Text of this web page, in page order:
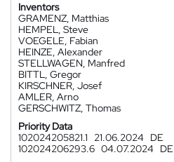
Inventors
GRAMENZ, Matthias
HEMPEL, Steve
VOEGELE, Fabian
HEINZE, Alexander
STELLWAGEN, Manfred
BITTL, Gregor
KIRSCHNER, Josef
AMLER, Arno
GERSCHWITZ, Thomas
Priority Data
102024205821.1
21.06.2024
DE
102024206293.6 04.07.2024 DE